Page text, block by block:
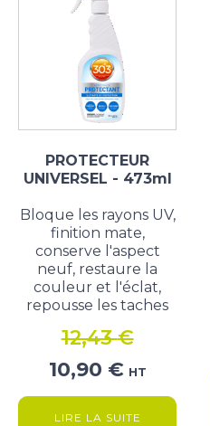
PROTECTEUR
UNIVERSEL - 473ml
Bloque les rayons UV,
finition mate,
conserve l'aspect
neuf, restaure la
couleur et l'éclat,
repousse les taches
12,43€
Le
10,90 €Le
HT
LIRE LA SUITE